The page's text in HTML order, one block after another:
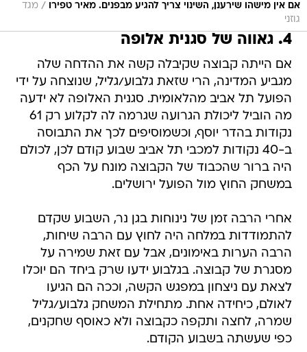
אם אין מישהו שירענן, השינוי צריך להגיע מבפנים. מאיר טפירו / מגד
גוזני
4. גאווה של סגנית אלופה
אם הייתה קבוצה שקיבלה קשה את ההדחה שלה
מגביע המדינה, הרי שזאת גלבוע/גליל, שנוצחה על ידי
הפועל תל אביב מהלאומית. סגנית האלופה לא ידעה
מה הוביל ליכולת הגרועה שגרמה לה לקלוע רק 61
נקודות בהדר יוסף, וכשמוסיפים לכך את התבוסה
ב-40 נקודות למכבי תל אביב שבוע קודם לכן, לכולם
היה ברור שהכבוד של הקבוצה מונח על הכף
במשחק החוץ מול הפועל ירושלים.
אחרי הרבה זמן של נינוחות בגן נר, השבוע שקדם
להתמודדות במלחה היה לחוץ עם הרבה שיחות,
הרבה הערות באימונים, אבל עם זאת שמירה על
מסגרת של קבוצה. בגלבוע ידעו שרק ביחד הם יוכלו
לצאת עם ניצחון במפגש הקשה, וככה הם הגיעו
לאולם, כיחידה אחת. מתחילת המשחק גלבוע/גליל
שמרה, לחצה ותקפה כקבוצה ולא כאוסף שחקנים,
כפי שעשתה בשבוע הקודם.